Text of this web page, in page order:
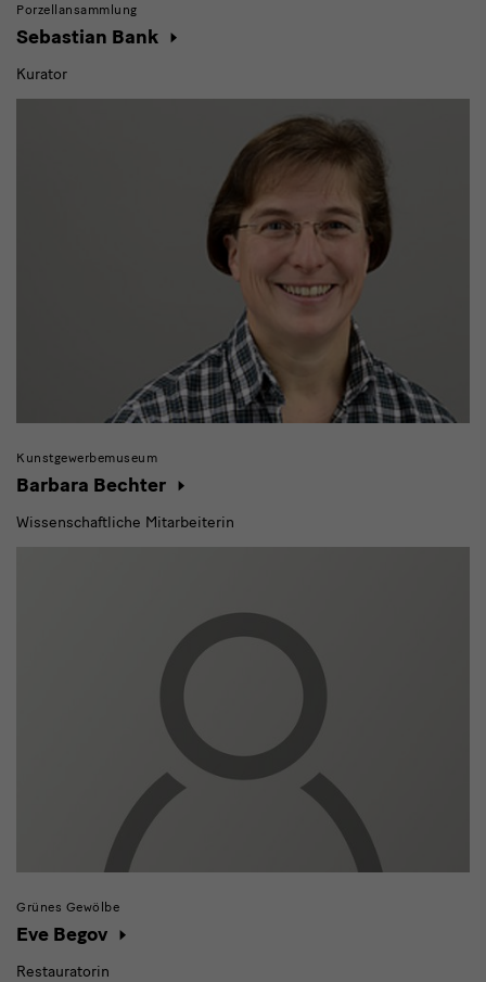
Porzellansammlung
Sebastian Bank
Kurator
Kunstgewerbemuseum
Barbara Bechter
Wissenschaftliche Mitarbeiterin
Grünes Gewölbe
Eve Begov
Restauratorin